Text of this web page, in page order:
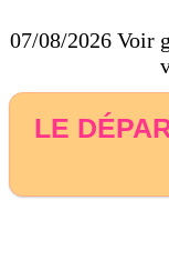
07/08/2026 Voir
LE